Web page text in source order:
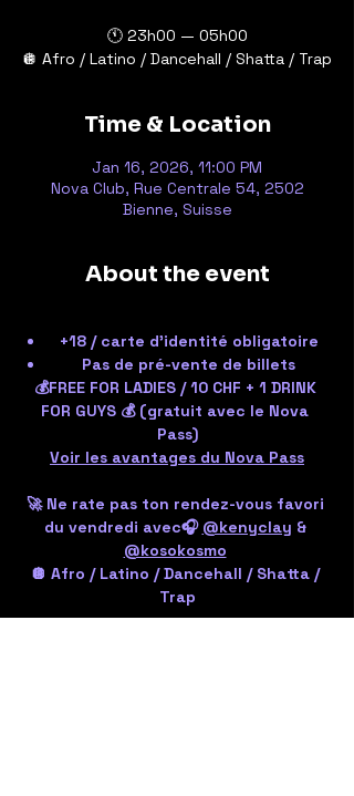
🕚 23h00 — 05h00
Time & Location
Jan 16, 2026, 11:00 PM
Nova Club, Rue Centrale 54, 2502
Bienne, Suisse
About the event
+18 / carte d'identité obligatoire
Pas de pré-vente de billets
💰FREE FOR LADIES / 10 CHF + 1 DRINK
FOR GUYS 💰 (gratuit avec le Nova
Pass)
Voir les avantages du Nova Pass
🚀 Ne rate pas ton rendez-vous favori
du vendredi avec🎧 @kenyclay &
@kosokosmo
🪩 Afro / Latino / Dancehall / Shatta /
Trap